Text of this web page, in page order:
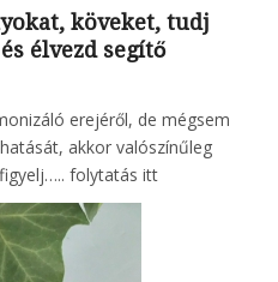
köveket, tudj
élvezd segítő
erejéről, de mégsem
akkor valószínűleg
folytatás itt